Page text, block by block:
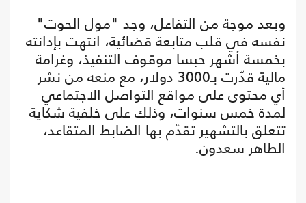
وبعد موجة من التفاعل، وجد "مول الحوت"
نفسه في قلب متابعة قضائية، انتهت بإدانته
بخمسة أشهر حبسا موقوف التنفيذ، وغرامة
مالية قدّرت بـ3000 دولار، مع منعه من نشر
أي محتوى على مواقع التواصل الاجتماعي
لمدة خمس سنوات، وذلك على خلفية شكاية
تتعلق بالتشهير تقدّم بها الضابط المتقاعد،
الطاهر سعدون.